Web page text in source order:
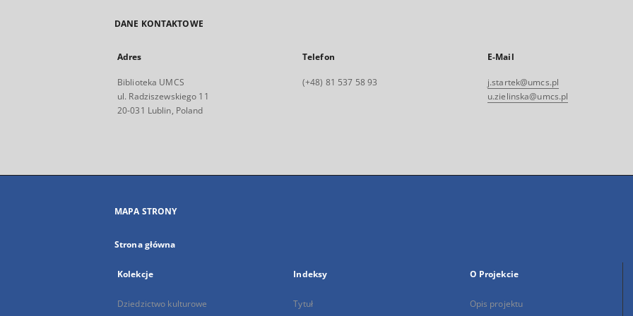
DANE KONTAKTOWE
Adres
Biblioteka UMCS
ul. Radziszewskiego 11
20-031 Lublin, Poland
Telefon
(+48) 81 537 58 93
E-Mail
j.startek@umcs.pl
u.zielinska@umcs.pl
MAPA STRONY
Strona główna
Kolekcje
Dziedzictwo kulturowe
Indeksy
Tytuł
O Projekcie
Opis projektu